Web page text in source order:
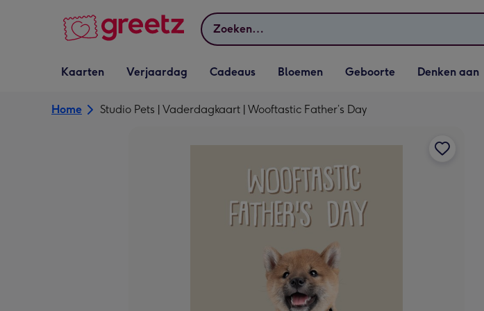
Zoeken
Vervolgkeuzelijst
Kaarten openen
Kaarten
Vervolgkeuzelijst
Verjaardag openen
Verjaardag
Vervolgkeuzelijst
Cadeaus openen
Cadeaus
Vervolgkeuzelijst
Bloemen openen
Bloemen
Vervolgkeuzelijst
Geboorte openen
Geboorte
Vervolgkeuzelijst
Denken aan openen
Denken aan
Home Studio Pets | Vaderdagkaart | Wooftastic Father’s Day